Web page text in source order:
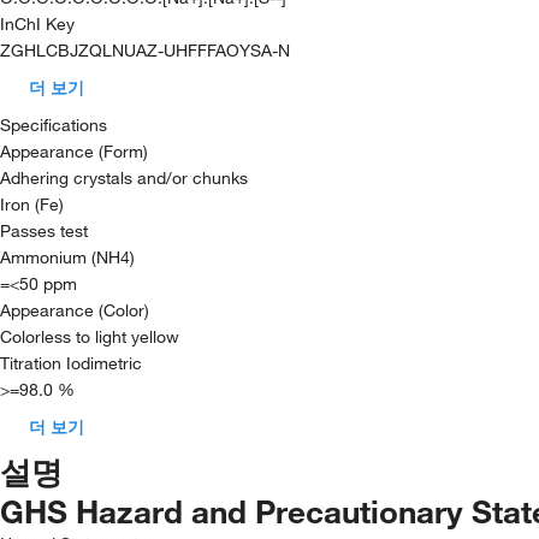
InChI Key
ZGHLCBJZQLNUAZ-UHFFFAOYSA-N
더 보기
Specifications
Appearance (Form)
Adhering crystals and/or chunks
Iron (Fe)
Passes test
Ammonium (NH4)
=<50 ppm
Appearance (Color)
Colorless to light yellow
Titration Iodimetric
>=98.0 %
더 보기
설명
GHS Hazard and Precautionary